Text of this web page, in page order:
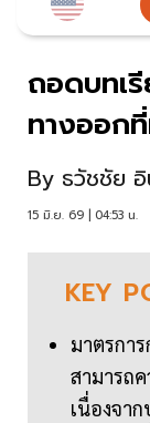
ถอดบทเ
ทางออก
By ธวัชชัย
15 มิ.ย. 69 | 04:53 น.
KEY
มาตรกา
สามารถ
เนื่องจา